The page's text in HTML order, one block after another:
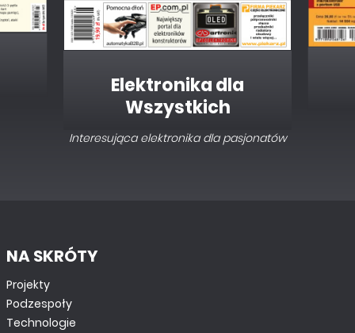
Elektronika dla
Wszystkich
Interesująca elektronika dla pasjonatów
NA SKRÓTY
Projekty
Podzespoły
Technologie